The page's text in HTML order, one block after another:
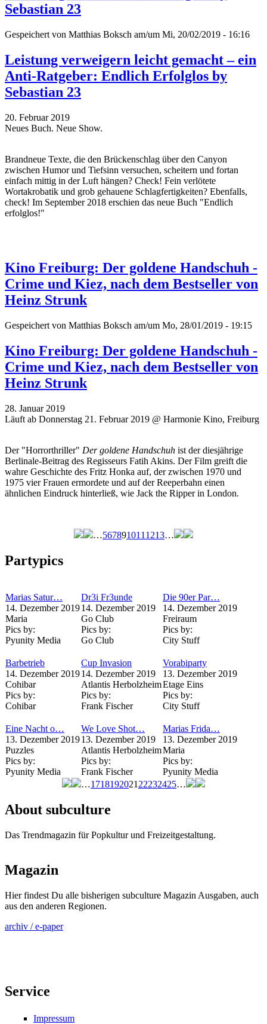
Sebastian 23
Gespeichert von Matthias Boksch am/um Mi, 20/02/2019 - 16:16
Leistung verweigern leicht gemacht – ein
Anti-Ratgeber: Endlich Erfolglos by
Sebastian 23
20. Februar 2019
Neues Buch. Neue Show.
Brandneue Texte, die den Brückenschlag über den Canyon
zwischen Humor und Tiefsinn versuchen, scheitern und fortan
einfach mittig in der Luft hängen? Check! Fein verlötete
Wortakrobatik und grob gehauene Schlagfertigkeiten? Ebenfalls,
check! Im September 2018 erschien das neue Buch "Endlich
erfolglos!"
Kino Freiburg: Der goldene Handschuh -
Crime und Kiez, nach dem Bestseller von
Heinz Strunk
Gespeichert von Matthias Boksch am/um Mo, 28/01/2019 - 19:15
Kino Freiburg: Der goldene Handschuh -
Crime und Kiez, nach dem Bestseller von
Heinz Strunk
28. Januar 2019
Läuft ab Donnerstag 21. Februar 2019 @ Harmonie Kino, Freiburg
Der "Horrorthriller" Der goldene Handschuh ist der diesjährige
Berlinale-Beitrag des Regisseurs Fatih Akins. Der Film greift die
wahre Geschichte des Fritz Honka auf, der zwischen 1970 und
1975 vier Frauen ermordete und auf der Reeperbahn einen
ähnlichen Eindruck hinterließ, wie Jack the Ripper in London.
…567891011 1213…
Partypics
Marias Satur…
14. Dezember 2019
Maria
Pics by:
Pyunity Media
Dr3i Fr3unde
14. Dezember 2019
Go Club
Pics by:
Go Club
Die 90er Par…
14. Dezember 2019
Freiraum
Pics by:
City Stuff
Barbetrieb
14. Dezember 2019
Cohibar
Pics by:
Cohibar
Cup Invasion
14. Dezember 2019
Atlantis Herbolzheim
Pics by:
Frank Fischer
Vorabiparty
13. Dezember 2019
Etage Eins
Pics by:
City Stuff
Eine Nacht o…
13. Dezember 2019
Puzzles
Pics by:
Pyunity Media
We Love Shot…
13. Dezember 2019
Atlantis Herbolzheim
Pics by:
Frank Fischer
Marias Frida…
13. Dezember 2019
Maria
Pics by:
Pyunity Media
…1718192021 22232425…
About subculture
Das Trendmagazin für Popkultur und Freizeitgestaltung.
Magazin
Hier findest Du alle bisherigen subculture Magazin Ausgaben, auch
aus den anderen Regionen.
archiv / e-paper
Service
Impressum